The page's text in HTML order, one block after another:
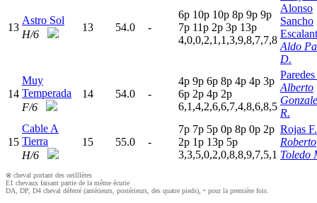
13
Astro Sol
H/6
13 54.0 -
6p 10p 10p 8p 9p 9p
7p 11p 2p 3p 13p
4,0,0,2,1,1,3,9,8,7,7,8
Alonso
Sancho
Aldo
D.
14
Muy
Temperada
F/6
14 54.0 -
4p 9p 6p 8p 4p 4p 3p
6p 2p 4p 2p
6,1,4,2,6,6,7,4,8,6,8,5
Alberto
R.
15
Cable A
Tierra
H/6
15 55.0 -
7p 7p 5p 0p 8p 0p 2p
2p 1p 13p 5p
3,3,5,0,2,0,8,8,9,7,5,1
Rojas F.
Roberto
Toledo
⊗ cheval portant des oeilllères
E1 chevaux faisant partie de la même écurie
DA, DP, D4 cheval déferré (antérieurs, postérieurs, des quatre pieds), • pour la première fois.